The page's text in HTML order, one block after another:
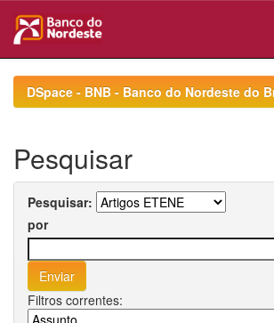
navigationDSpace - BNB - Banco do Nordeste do
Pesquisar
Pesquisar:
por
Filtros correntes: